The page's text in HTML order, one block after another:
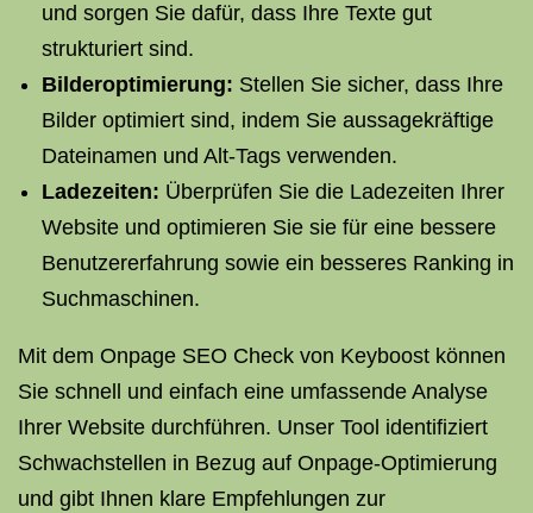
und sorgen Sie dafür, dass Ihre Texte gut
strukturiert sind.
Bilderoptimierung: Stellen Sie sicher, dass Ihre
Bilder optimiert sind, indem Sie aussagekräftige
Dateinamen und Alt-Tags verwenden.
Ladezeiten: Überprüfen Sie die Ladezeiten Ihrer
Website und optimieren Sie sie für eine bessere
Benutzererfahrung sowie ein besseres Ranking in
Suchmaschinen.
Mit dem Onpage SEO Check von Keyboost können
Sie schnell und einfach eine umfassende Analyse
Ihrer Website durchführen. Unser Tool identifiziert
Schwachstellen in Bezug auf Onpage-Optimierung
und gibt Ihnen klare Empfehlungen zur